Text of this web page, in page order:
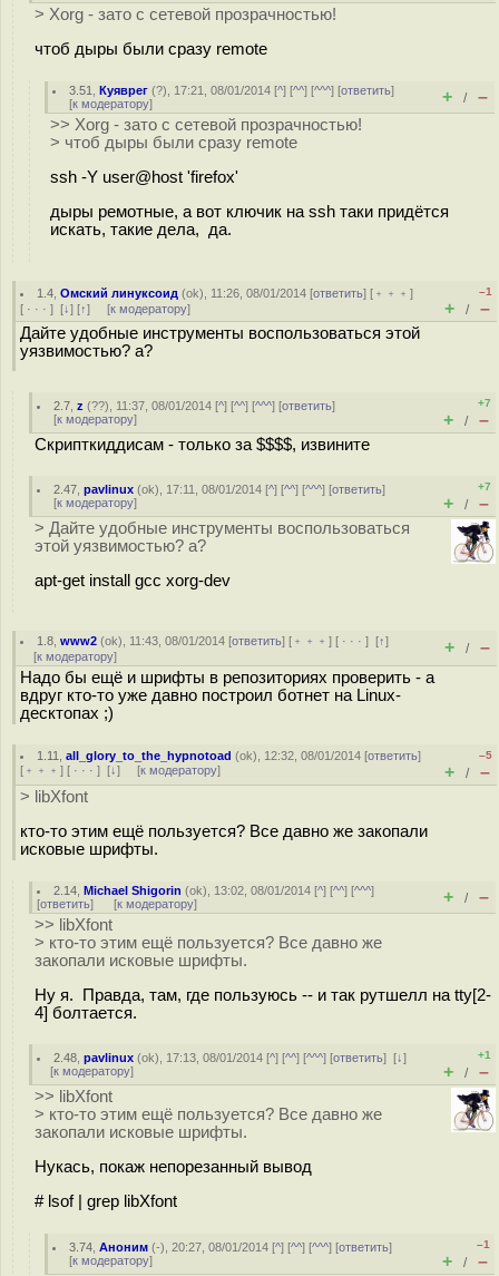
> Xorg - зато с сетевой прозрачностью!
чтоб дыры были сразу remote
3.51 ,Куяврег (?), 17:21, 08/01/2014 [^] [^^] [^^^] [ответить]
[к модератору] + / –
>> Xorg - зато с сетевой прозрачностью!
> чтоб дыры были сразу remote
ssh -Y user@host 'firefox'
дыры ремотные, а вот ключик на ssh таки придётся
искать, такие дела, да.
1.4 ,Омский линуксоид (ok), 11:26, 08/01/2014 [ответить] [ ﹢﹢﹢]
[ · · · ] [↓] [↑] [к модератору]
–1
+ / –
Дайте удобные инструменты воспользоваться этой
уязвимостью? а?
2.7 ,z (??), 11:37, 08/01/2014 [^] [^^] [^^^] [ответить]
[к модератору]
+7
+ / –
Скрипткиддисам - только за $$$$, извините
2.47 ,pavlinux (ok), 17:11, 08/01/2014 [^] [^^] [^^^] [ответить]
[к модератору]
+7
+ / –
> Дайте удобные инструменты воспользоваться
этой уязвимостью? а?
apt-get install gcc xorg-dev
1.8 ,www2 (ok), 11:43, 08/01/2014 [ответить] [ ﹢﹢﹢] [ · · ·][↑]
[к модератору] + / –
Надо бы ещё и шрифты в репозиториях проверить - а
вдруг кто-то уже давно построил ботнет на Linux-
десктопах ;)
1.11 ,all_glory_to_the_hypnotoad (ok), 12:32, 08/01/2014 [ответить]
[ ﹢﹢﹢ ] [ · · · ] [↓] [к модератору]
–5
+ / –
> libXfont
кто-то этим ещё пользуется? Все давно же закопали
исковые шрифты.
2.14 ,Michael Shigorin (ok), 13:02, 08/01/2014 [^] [^^] [^^^]
[ответить] [к модератору] + / –
>> libXfont
> кто-то этим ещё пользуется? Все давно же
закопали исковые шрифты.
Ну я. Правда, там, где пользуюсь -- и так рутшелл на tty[2-
4] болтается.
2.48 ,pavlinux (ok), 17:13, 08/01/2014 [^] [^^] [^^^] [ответить][↓]
[к модератору]
+1
+ / –
>> libXfont
> кто-то этим ещё пользуется? Все давно же
закопали исковые шрифты.
Нукась, покаж непорезанный вывод
# lsof | grep libXfont
3.74 ,Аноним (-), 20:27, 08/01/2014 [^] [^^] [^^^] [ответить]
[к модератору]
–1
+ / –